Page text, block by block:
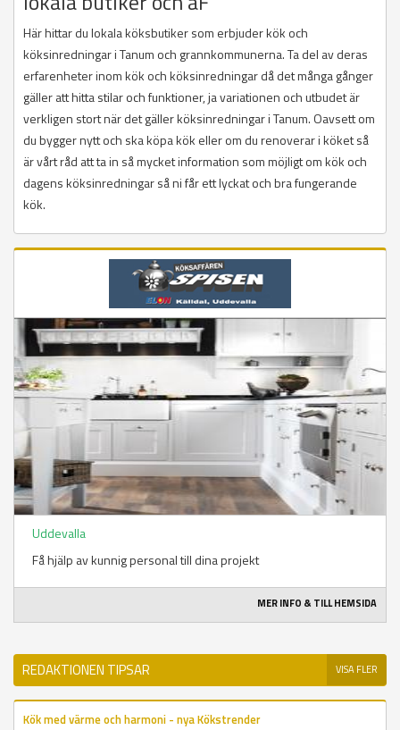
Här hittar du lokala köksbutiker som erbjuder kök och
köksinredningar i Tanum och grannkommunerna. Ta del av deras
erfarenheter inom kök och köksinredningar då det många gånger
gäller att hitta stilar och funktioner, ja variationen och utbudet är
verkligen stort när det gäller köksinredningar i Tanum. Oavsett om
du bygger nytt och ska köpa kök eller om du renoverar i köket så
är vårt råd att ta in så mycket information som möjligt om kök och
dagens köksinredningar så ni får ett lyckat och bra fungerande
kök.
Uddevalla
Få hjälp av kunnig personal till dina projekt
MER INFO & TILL HEMSIDA
REDAKTIONEN TIPSAR VISA FLER
Kök med värme och harmoni - nya Kökstrender